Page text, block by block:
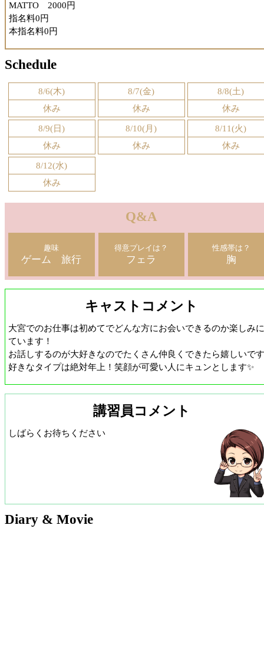
MATTO 2000円
指名料0円
本指名料0円
Schedule
8/6(木)
休み
8/7(金)
休み
8/8(土)
休み
8/9(日)
休み
8/10(月)
休み
8/11(火)
休み
8/12(水)
休み
Q&A
趣味
ゲーム 旅行
得意プレイは？
フェラ
性感帯は？
胸
キャストコメント
大宮でのお仕事は初めてでどんな方にお会いできるのか楽しみ
ています！
お話しするのが大好きなのでたくさん仲良くできたら嬉しいで
好きなタイプは絶対年上！笑顔が可愛い人にキュンとします✨
講習員コメント
しばらくお待ちください
Diary & Movie